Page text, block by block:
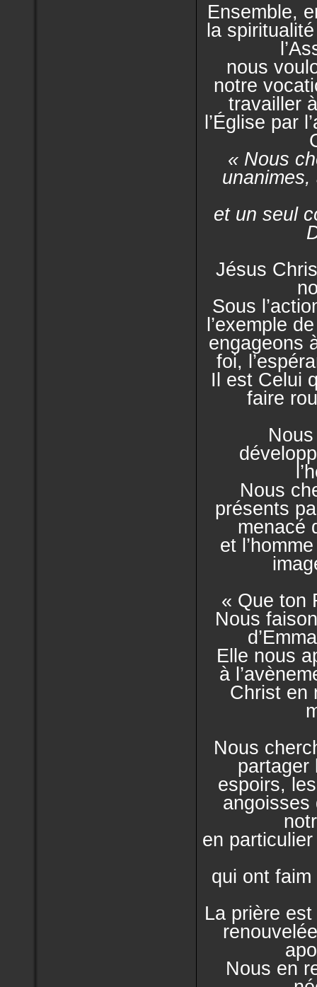
Ensemble,
la
nous
notre
travailler
l’Église par
« Nous
et un seul
Jésus
Sous
l’exemple
engageons
foi,
Il est Celui
faire
Nous
présents
menacé
et
« Que ton
Nous
Elle nous
à
Christ en
Nous
partager
espoirs,
angoisses
en
qui ont
La prière
Nous en